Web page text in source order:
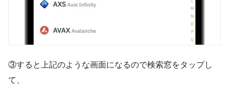
③すると上記のような画面になるので検索窓をタップし
て、